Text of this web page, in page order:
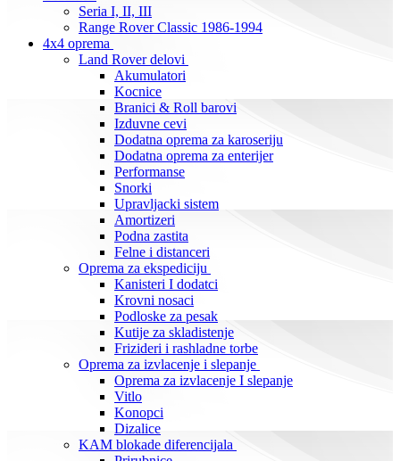
Seria I, II, III
Range Rover Classic 1986-1994
4x4 oprema
Land Rover delovi
Akumulatori
Kocnice
Branici & Roll barovi
Izduvne cevi
Dodatna oprema za karoseriju
Dodatna oprema za enterijer
Performanse
Snorki
Upravljacki sistem
Amortizeri
Podna zastita
Felne i distanceri
Oprema za ekspediciju
Kanisteri I dodatci
Krovni nosaci
Podloske za pesak
Kutije za skladistenje
Frizideri i rashladne torbe
Oprema za izvlacenje i slepanje
Oprema za izvlacenje I slepanje
Vitlo
Konopci
Dizalice
KAM blokade diferencijala